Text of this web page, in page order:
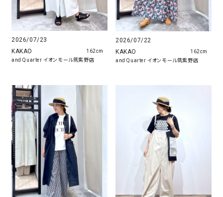
2026/07/23
KAKAO
and Quarter イオンモール筑紫野店
162cm
2026/07/22
KAKAO
and Quarter イオンモール筑紫野店
162cm